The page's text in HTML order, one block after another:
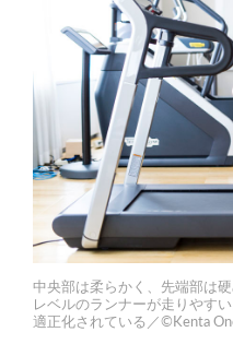
中央部は柔らかく、先端部は
レベルのランナーが走りやす
適正化されている／©Kenta